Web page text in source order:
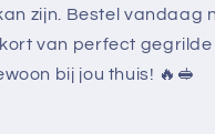
zijn. Bestel vandaag
van perfect gegrilde
bij jou thuis! 🔥🥪